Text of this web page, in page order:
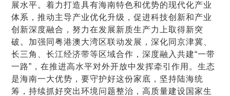
展水平。着力打造具有海南特色和优势的现代化产业
体系，推动主导产业优化升级，促进科技创新和产业
创新深度融合，努力在发展新质生产力上取得新突
破。加强同粤港澳大湾区联动发展，深化同京津冀、
长三角、长江经济带等区域合作，深度融入共建“一带
一路”，在推进高水平对外开放中发挥牵引作用。生态
是海南一大优势，要守护好这份家底，坚持陆海统
筹，持续抓好突出环境问题整治，高质量建设国家生